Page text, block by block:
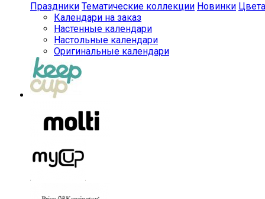
Праздники Тематические коллекции Новинки Цвета
Календари на заказ
Настенные календари
Настольные календари
Оригинальные календари